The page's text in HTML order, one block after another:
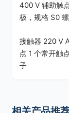
400 V 辅助触
极，规格 S0
接触器 220 V
点 1 个常开触
子